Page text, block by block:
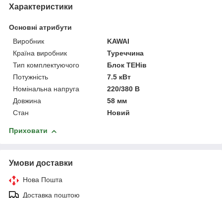
Характеристики
Основні атрибути
Виробник
KAWAI
Країна виробник
Туреччина
Тип комплектуючого
Блок ТЕНів
Потужність
7.5 кВт
Номінальна напруга
220/380 В
Довжина
58 мм
Стан
Новий
Приховати
Умови доставки
Нова Пошта
Доставка поштою